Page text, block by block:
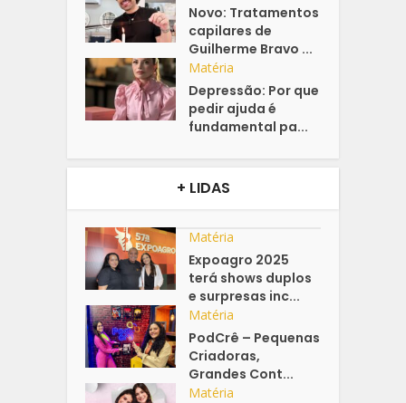
Novo: Tratamentos
capilares de
Guilherme Bravo ...
Matéria
Depressão: Por que
pedir ajuda é
fundamental pa...
+ LIDAS
Matéria
Expoagro 2025
terá shows duplos
e surpresas inc...
Matéria
PodCrê – Pequenas
Criadoras,
Grandes Cont...
Matéria